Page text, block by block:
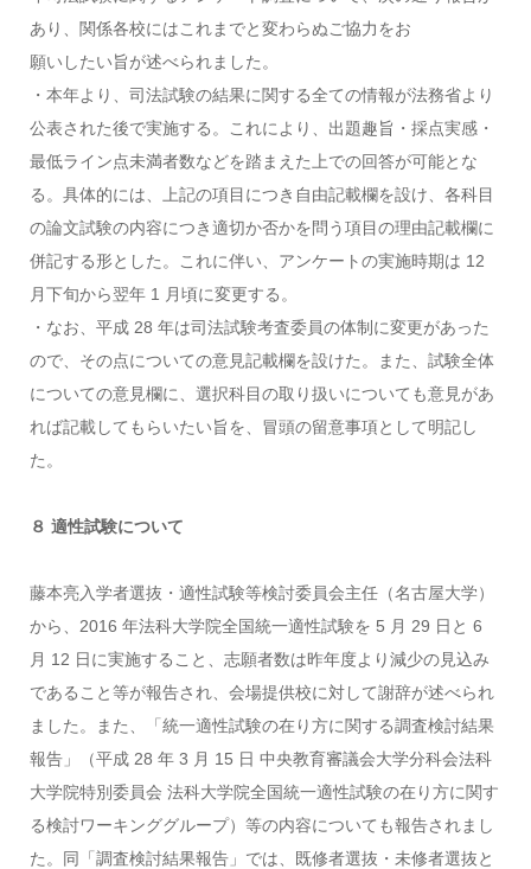
あり、関係各校にはこれまでと変わらぬご協力をお
願いしたい旨が述べられました。
・本年より、司法試験の結果に関する全ての情報が法務省より
公表された後で実施する。これにより、出題趣旨・採点実感・
最低ライン点未満者数などを踏まえた上での回答が可能とな
る。具体的には、上記の項目につき自由記載欄を設け、各科目
の論文試験の内容につき適切か否かを問う項目の理由記載欄に
併記する形とした。これに伴い、アンケートの実施時期は 12
月下旬から翌年 1 月頃に変更する。
・なお、平成 28 年は司法試験考査委員の体制に変更があった
ので、その点についての意見記載欄を設けた。また、試験全体
についての意見欄に、選択科目の取り扱いについても意見があ
れば記載してもらいたい旨を、冒頭の留意事項として明記し
た。
８ 適性試験について
藤本亮入学者選抜・適性試験等検討委員会主任（名古屋大学）
から、2016 年法科大学院全国統一適性試験を 5 月 29 日と 6
月 12 日に実施すること、志願者数は昨年度より減少の見込み
であること等が報告され、会場提供校に対して謝辞が述べられ
ました。また、「統一適性試験の在り方に関する調査検討結果
報告」（平成 28 年 3 月 15 日 中央教育審議会大学分科会法科
大学院特別委員会 法科大学院全国統一適性試験の在り方に関す
る検討ワーキンググループ）等の内容についても報告されまし
た。同「調査検討結果報告」では、既修者選抜・未修者選抜と